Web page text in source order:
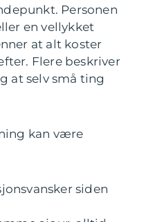
Personen
en vellykket
at alt koster
Flere beskriver
at selv små ting
kan være
siden